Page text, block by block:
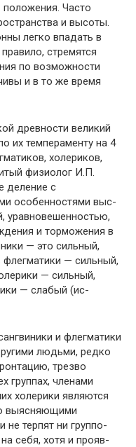
Часто
и высоты.
легко впа­дать в
стре­мятся
по возможно­сти
и в то же время
древности ве­ликий
их темпера­менту на 4
холериков,
фи­зиолог И.П.
деление с
особенностями выс­
уравновешенностью,
и торможения в
— это сильный,
— силь­ный,
— силь­ный,
— слабый (ис­
и флег­матики
людь­ми, редко
трезво
группах, чле­нами
холерики яв­ляются
выясняющими
не терпят ни группо­
себя, хотя и прояв­